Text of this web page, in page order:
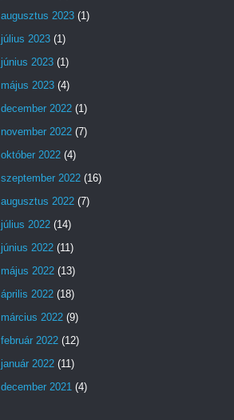
augusztus 2023 (1)
július 2023 (1)
június 2023 (1)
május 2023 (4)
december 2022 (1)
november 2022 (7)
október 2022 (4)
szeptember 2022 (16)
augusztus 2022 (7)
július 2022 (14)
június 2022 (11)
május 2022 (13)
április 2022 (18)
március 2022 (9)
február 2022 (12)
január 2022 (11)
december 2021 (4)